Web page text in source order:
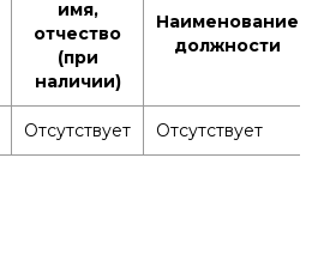
имя,
отчество
(при
наличии)
Наименование
должности
Отсутствует Отсутствует